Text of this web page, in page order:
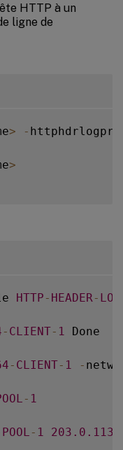
HTTP à un
ligne de
> -
>
HTTP - HEADER - LOG
- CLIENT- 1
Done
- CLIENT- 1 -
- 1
POOL - 1 203.0 .113